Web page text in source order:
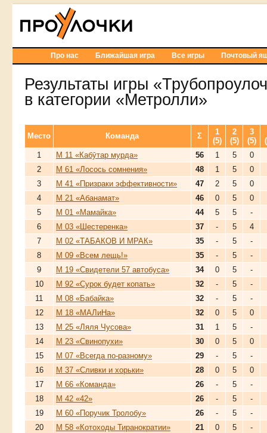
Про нас Ближайшая игра Все игры Почтовый
Результаты игры
в категории «Метролли»
Место Команда Σ
1
(5)
2
(5)
3
(5)
1
М 11 «Кабӯтар мурда» 56 1 5
0
2
М 61 «Лосось сомнения» 48 1 5 0
3
М 41 «Призраки эффективности» 47 2 5 0
4
М 21 «Абанамат» 46 0 5 0
5
М 01 «Мамайка» 44 5 5
-
6
М 03 «Шестеренка» 37 - 5
4
7
М 02 «ТАБАКОВ И МРАК» 35 - 5 -
8
М 09 «Всем лещь!» 35 - 5 -
9
М 19 «Свидетели 57 автобуса» 34 0 5 -
10
М 92 «Сурок будет копать» 32 - 5 -
11
М 08 «Бабайка» 32 - 5
-
12
М 18 «МАЛиНа» 32 0 5 0
13
М 25 «Ляля Чусова» 31 1 5 -
14
М 23 «Свинопухи» 30 0 5 0
15
М 07 «Всегда по-разному» 29 - 5
-
16
М 37 «Сливки и хорьки» 28 0 5
0
17
М 66 «Команда» 26 - 5 -
18
М 42 «42» 26 - 5
-
19
М 60 «Поручик Тролобу» 26 - 5
-
20
М 58 «Котоходы Тиранократии» 21 0 5
-